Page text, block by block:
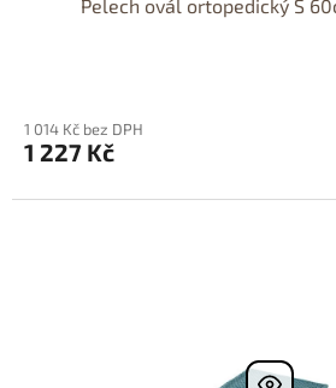
Pelech ovál ortopedický S
1 014 Kč bez DPH
1 227 Kč